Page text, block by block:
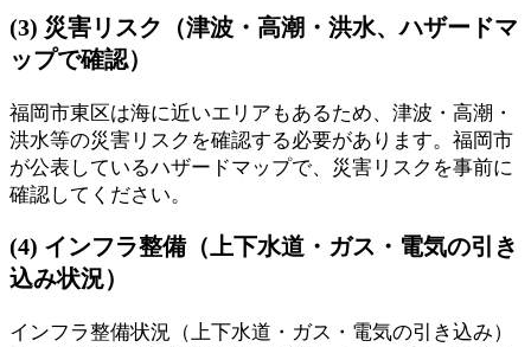
(3) 災害リスク（津波・高潮・洪水、ハザードマ
ップで確認）
福岡市東区は海に近いエリアもあるため、津波・高潮・
洪水等の災害リスクを確認する必要があります。福岡市
が公表しているハザードマップで、災害リスクを事前に
確認してください。
(4) インフラ整備（上下水道・ガス・電気の引き
込み状況）
インフラ整備状況（上下水道・ガス・電気の引き込み）